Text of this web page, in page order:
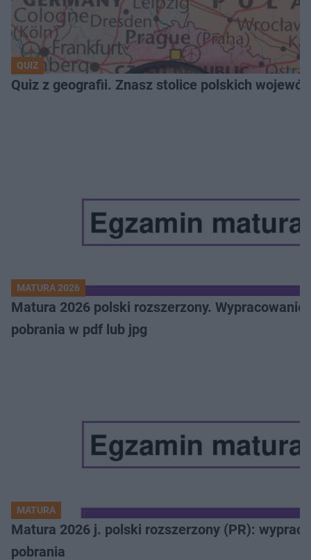
QUIZ
Quiz z geografii. Znasz stolice polskich
MATURA 2026
Matura 2026 polski rozszerzony.
pobrania w pdf lub jpg
MATURA
Matura 2026 j. polski rozszerzony (PR):
pobrania